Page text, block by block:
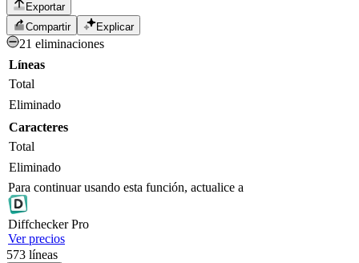
Exportar
Compartir
Explicar
21 eliminaciones
Líneas
Total
Eliminado
Caracteres
Total
Eliminado
Para continuar usando esta función, actualice a
DiffcheckerPro
Ver precios
573 líneas